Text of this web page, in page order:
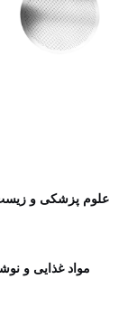
علوم پزشکی و زیست
مواد غذایی و نوشیدنی: